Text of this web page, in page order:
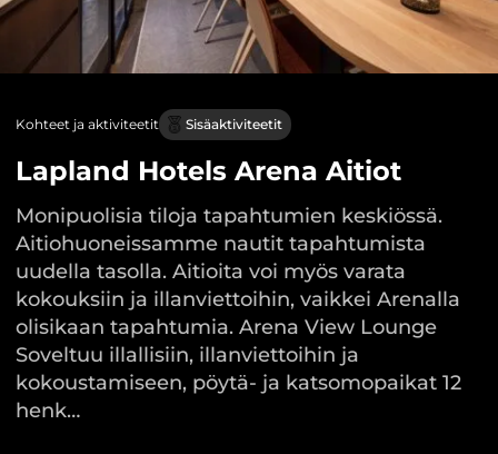
Kohteet ja aktiviteetit Sisäaktiviteetit
Lapland Hotels Arena Aitiot
Monipuolisia tiloja tapahtumien keskiössä.
Aitiohuoneissamme nautit tapahtumista
uudella tasolla. Aitioita voi myös varata
kokouksiin ja illanviettoihin, vaikkei Arenalla
olisikaan tapahtumia. Arena View Lounge
Soveltuu illallisiin, illanviettoihin ja
kokoustamiseen, pöytä- ja katsomopaikat 12
henk…